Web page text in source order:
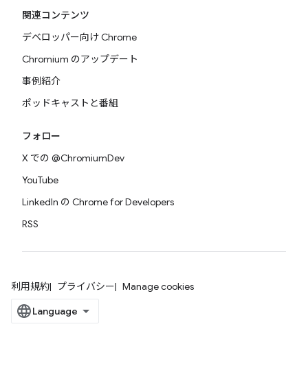
関連コンテンツ
デベロッパー向け Chrome
Chromium のアップデート
事例紹介
ポッドキャストと番組
フォロー
X での @ChromiumDev
YouTube
LinkedIn の Chrome for Developers
RSS
利用規約 プライバシー Manage cookies